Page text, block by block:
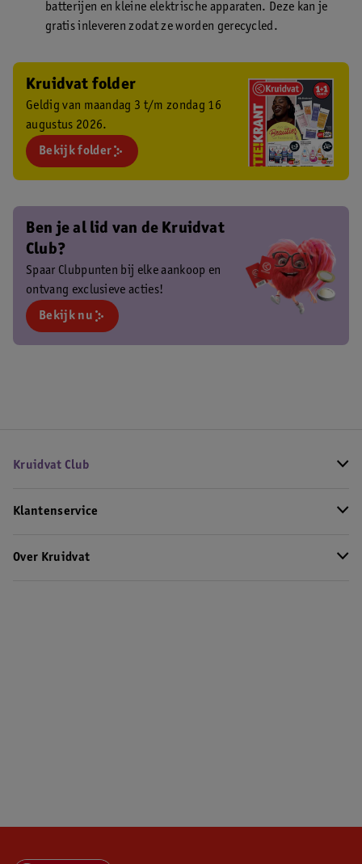
batterijen en kleine elektrische apparaten. Deze kan je
gratis inleveren zodat ze worden gerecycled.
Kruidvat folder
Geldig van maandag 3 t/m zondag 16
augustus 2026.
Bekijk folder
Ben je al lid van de Kruidvat
Club?
Spaar Clubpunten bij elke aankoop en
ontvang exclusieve acties!
Bekijk nu
Kruidvat Club
Klantenservice
Over Kruidvat